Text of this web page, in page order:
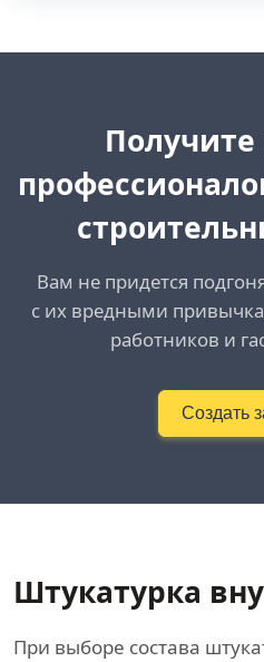
Вам не придется
с их вредными
работников и
Создать
Штукатурка
При выборе состава